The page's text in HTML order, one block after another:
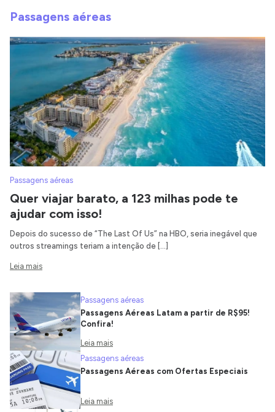
Passagens aéreas
Passagens aéreas
Quer viajar barato, a 123 milhas pode te
ajudar com isso!
Depois do sucesso de “The Last Of Us” na HBO, seria inegável que
outros streamings teriam a intenção de […]
Leia mais
Passagens aéreas
Passagens Aéreas Latam a partir de R$95!
Confira!
Leia mais
Passagens aéreas
Passagens Aéreas com Ofertas Especiais
Leia mais